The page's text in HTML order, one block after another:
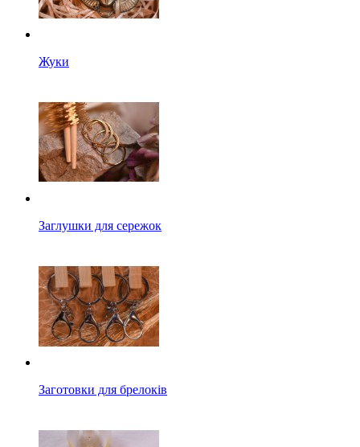
Жуки
Заглушки для сережок
Заготовки для брелоків